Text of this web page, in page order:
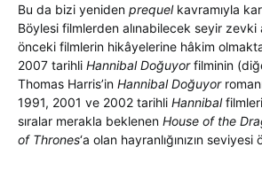
Bu da bizi yeniden prequelkavramıyla
Böylesi filmlerden alınabilecek seyir zevki
önceki filmlerin hikâyelerine hâkim
2007 tarihli Hannibal Doğuyorfilminin
Thomas Harris’in Hannibal Doğuyor
1991, 2001 ve 2002 tarihli Hannibal
sıralar merakla beklenen House of the
of Thrones‘a olan hayranlığınızın